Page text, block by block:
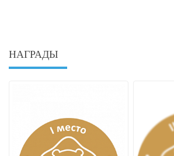
НАГРАДЫ